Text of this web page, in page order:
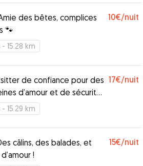
des bêtes, complices
🐾
10€/nuit
- 15.28 km
de confiance pour des
d’amour et de sécurité
17€/nuit
- 15.29 km
câlins, des balades, et
!
15€/nuit